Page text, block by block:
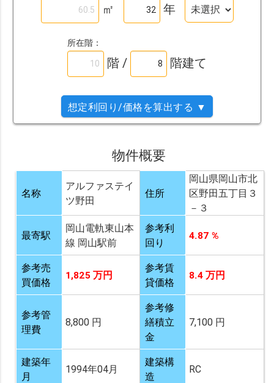
㎡ 年
所在階：
階 / 階建て
想定利回り/価格を算出する ▼
物件概要
名称
アルファステイ
ツ野田
住所
岡山県岡山市北
区野田五丁目３
－３
最寄駅
岡山電軌東山本
線 岡山駅前
参考利
回り
4.87 %
参考売
買価格
1,825 万円
参考賃
貸価格
8.4 万円
参考管
理費
8,800 円
参考修
繕積立
金
7,100 円
建築年
月
1994年04月
建築構
造
RC